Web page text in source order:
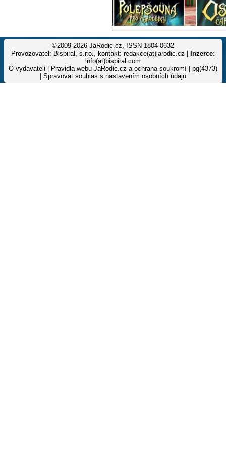
©2009-2026 JaRodic.cz, ISSN 1804-0632
Provozovatel: Bispiral, s.r.o., kontakt: redakce(at)jarodic.cz |
Inzerce:
info(at)bispiral.com
O vydavateli
Pravidla webu JaRodic.cz a ochrana soukromí | pg(4373)
Spravovat souhlas s nastavením osobních údajů